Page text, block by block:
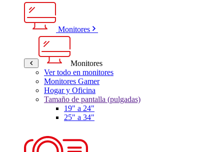
Monitores
Monitores
Ver todo en monitores
Monitores Gamer
Hogar y Oficina
Tamaño de pantalla (pulgadas)
19" a 24"
25" a 34"